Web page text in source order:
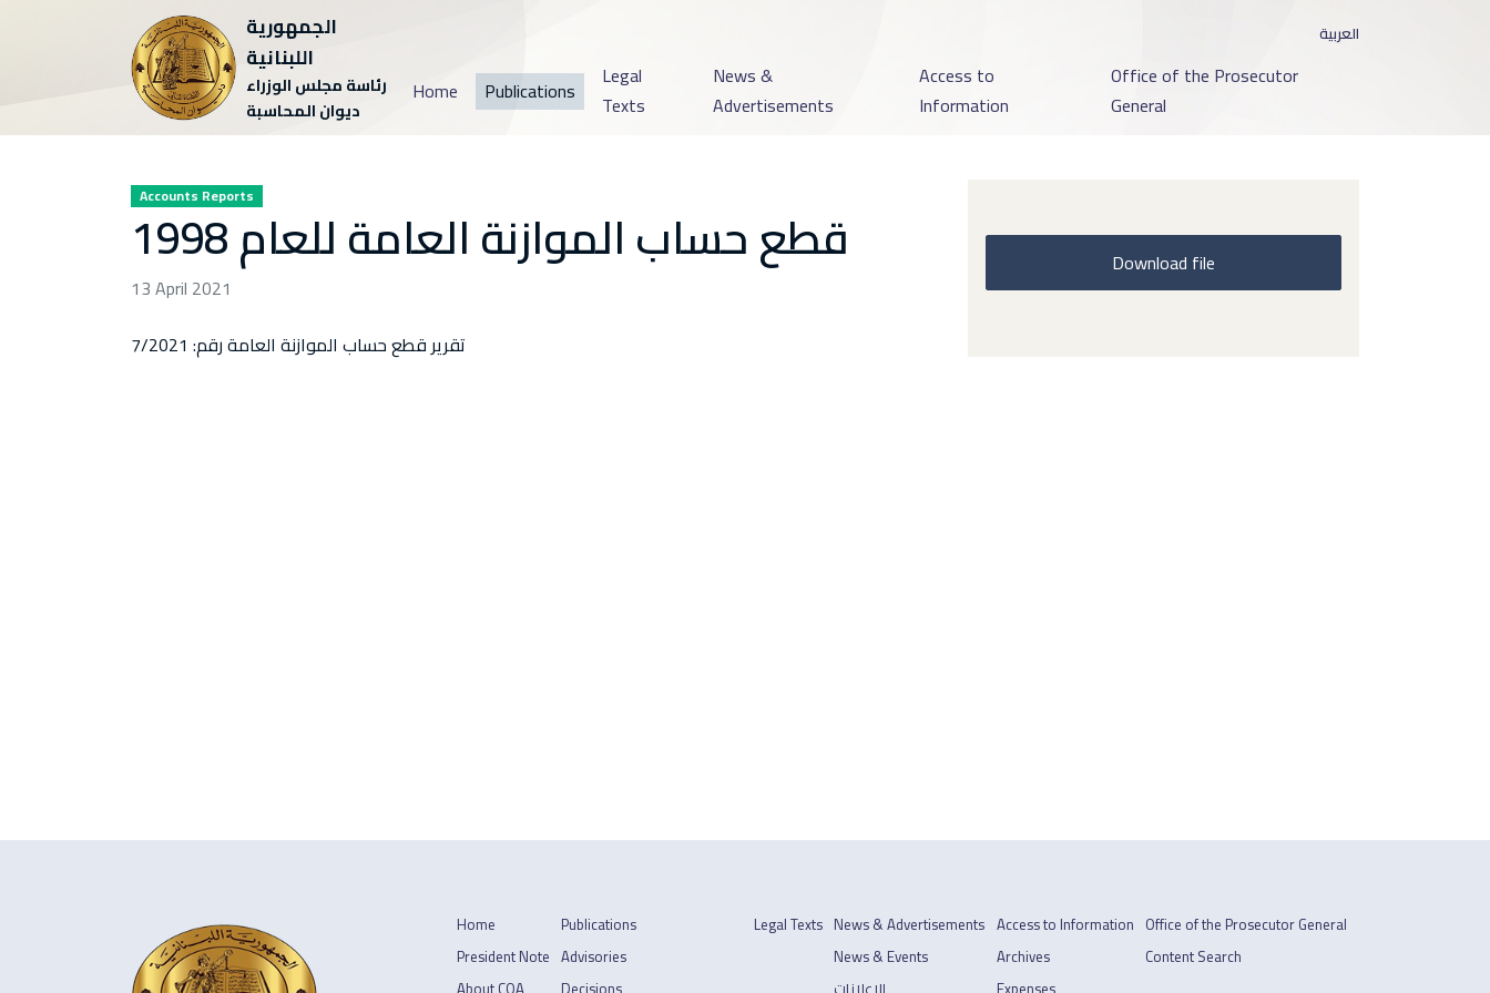
العربية
الجمهورية
اللبنانية
رئاسة مجلس الوزراء
ديوان المحاسبة
Home Publications
Legal
Texts
News &
Advertisements
Access to
Information
Office of the Prosecutor
General
Accounts Reports
قطع حساب الموازنة العامة للعام 1998
13 April 2021
تقرير قطع حساب الموازنة العامة رقم: 7/2021
Download file
Home
President Note
Publications
Advisories
Legal Texts News & Advertisements
News & Events
Access to Information
Archives
Office of the Prosecutor General
Content Search